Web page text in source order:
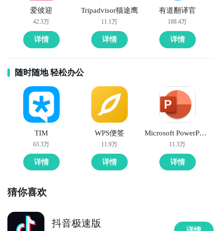
爱彼迎
42.3万
详情
Tripadvisor猫途鹰
11.1万
详情
有道翻译官
188.4万
详情
随时随地 轻松办公
TIM
63.3万
详情
WPS便签
11.9万
详情
Microsoft PowerPoint
11.3万
详情
猜你喜欢
抖音极速版